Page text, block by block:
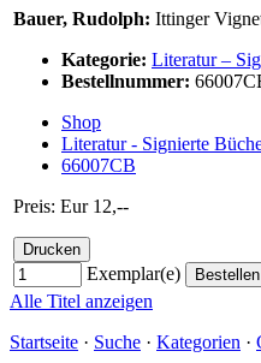
Bauer, Rudolph: Ittinger
Kategorie: Literatur –
Bestellnummer:
Shop
Literatur - Signierte
66007CB
Preis: Eur 12,--
Exemplar(e)
Alle Titel anzeigen
Startseite · Suche · Kategorien ·